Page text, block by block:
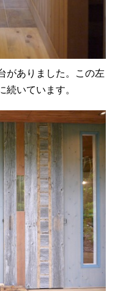
がありました。この左
いています。